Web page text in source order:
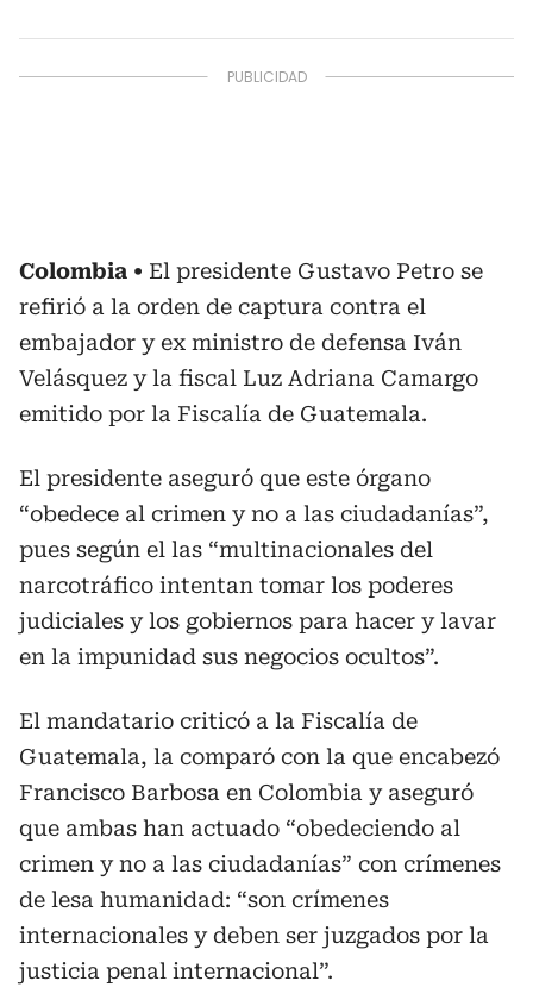
Colombia
El presidente Gustavo Petro se
refirió a la orden de captura contra el
embajador y ex ministro de defensa Iván
Velásquez y la fiscal Luz Adriana Camargo
emitido por la Fiscalía de Guatemala.
El presidente aseguró que este órgano
“obedece al crimen y no a las ciudadanías”,
pues según el las “multinacionales del
narcotráfico intentan tomar los poderes
judiciales y los gobiernos para hacer y lavar
en la impunidad sus negocios ocultos”.
El mandatario criticó a la Fiscalía de
Guatemala, la comparó con la que encabezó
Francisco Barbosa en Colombia y aseguró
que ambas han actuado “obedeciendo al
crimen y no a las ciudadanías” con crímenes
de lesa humanidad: “son crímenes
internacionales y deben ser juzgados por la
justicia penal internacional”.